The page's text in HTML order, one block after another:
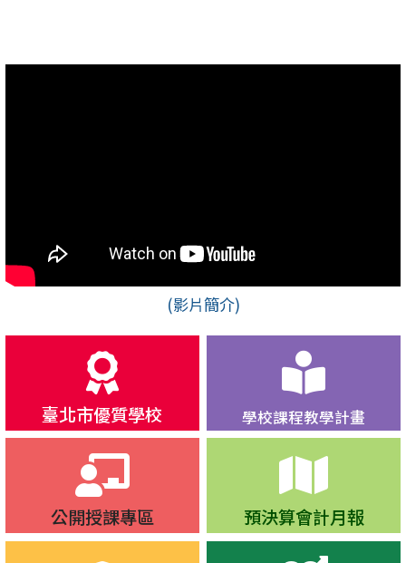
(影片簡介)
臺北市優質學校 學校課程教學計畫
公開授課專區 預決算會計月報